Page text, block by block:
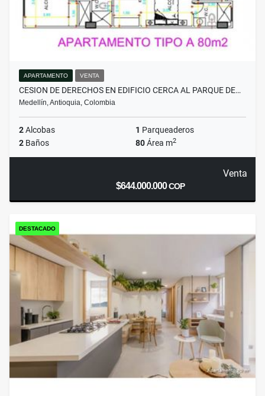
APARTAMENTO VENTA
CESION DE DERECHOS EN EDIFICIO CERCA AL PARQUE DE…
Medellín, Antioquia, Colombia
2Alcobas 1 Parqueaderos
2 Baños 80Área m2
Venta
$644.000.000COP
DESTACADO